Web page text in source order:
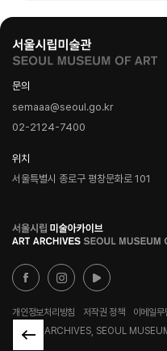
문의
semaaa@seoul.go.kr
02-2124-7400
위치
서울특별시 종로구 평창문화로 101
로
고
개인정보처리방침 저작권 정책 이메일
© ART ARCHIVES, SEOUL